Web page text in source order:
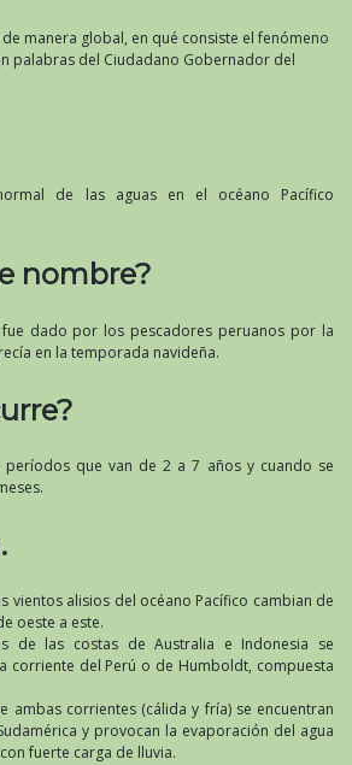
manera global, en qué consiste el fenómeno
palabras del Ciudadano Gobernador del
de las aguas en el océano Pacífico
nombre?
fue dado por los pescadores peruanos por la
en la temporada navideña.
períodos que van de 2 a 7 años y cuando se
vientos alisios del océano Pacífico cambian de
oeste a este.
de las costas de Australia e Indonesia se
corriente del Perú o de Humboldt, compuesta
ambas corrientes (cálida y fría) se encuentran
y provocan la evaporación del agua
fuerte carga de lluvia.